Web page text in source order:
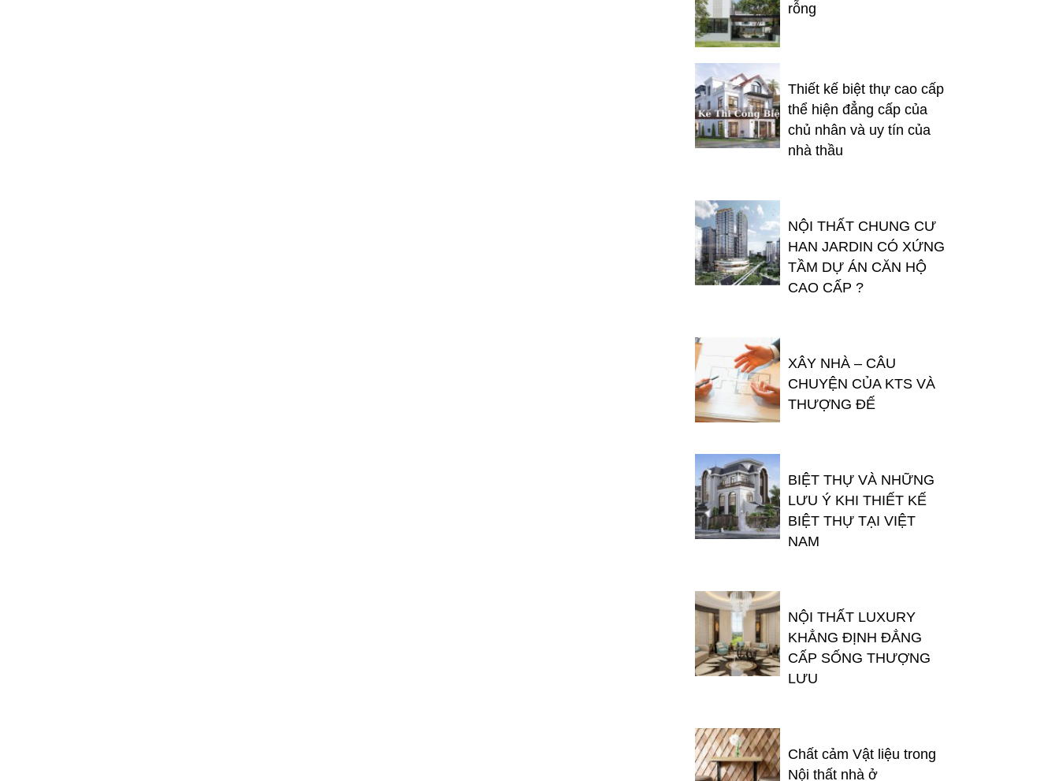
rỗng
Thiết kế biệt thự cao cấp
thể hiện đẳng cấp của
chủ nhân và uy tín của
nhà thầu
NỘI THẤT CHUNG CƯ
HAN JARDIN CÓ XỨNG
TẦM DỰ ÁN CĂN HỘ
CAO CẤP ?
XÂY NHÀ – CÂU
CHUYỆN CỦA KTS VÀ
THƯỢNG ĐẾ
BIỆT THỰ VÀ NHỮNG
LƯU Ý KHI THIẾT KẾ
BIỆT THỰ TẠI VIỆT
NAM
NỘI THẤT LUXURY
KHẲNG ĐỊNH ĐẲNG
CẤP SỐNG THƯỢNG
LƯU
Chất cảm Vật liệu trong
Nội thất nhà ở